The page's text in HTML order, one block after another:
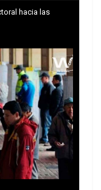
hacia las